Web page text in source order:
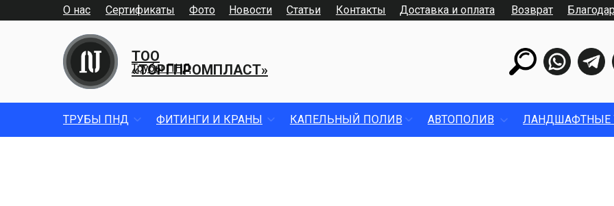
О нас Доставка и оплата
Контакты
Фото
Сертификаты Новости Статьи
ТОО
«ТОРГПРОМПЛАСТ»
Трубы ПНД
Возврат
ТРУБЫ ПНД ФИТИНГИ И КРАНЫ КАПЕЛЬНЫЙ ПОЛИВ АВТОПОЛИВ ЛАНДШАФТНЫЕ